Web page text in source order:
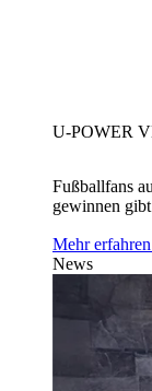
U‑POWER
Fußballfans
gewinnen
Mehr erfahren
News